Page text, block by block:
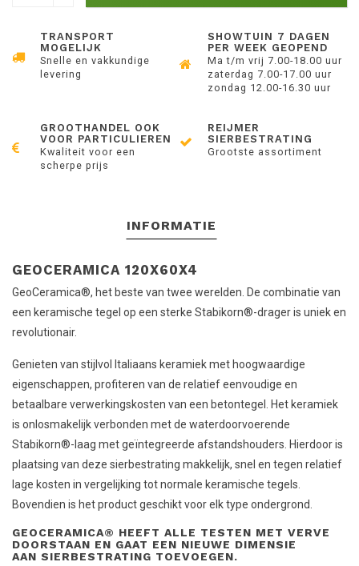
TRANSPORT
MOGELIJK
Snelle en vakkundige
levering
SHOWTUIN 7 DAGEN
PER WEEK GEOPEND
Ma t/m vrij 7.00-18.00 uur
zaterdag 7.00-17.00 uur
zondag 12.00-16.30 uur
GROOTHANDEL OOK
VOOR PARTICULIEREN
Kwaliteit voor een
scherpe prijs
REIJMER
SIERBESTRATING
Grootste assortiment
INFORMATIE
GEOCERAMICA 120X60X4
GeoCeramica®, het beste van twee werelden. De combinatie van
een keramische tegel op een sterke Stabikorn®-drager is uniek en
revolutionair.
Genieten van stijlvol Italiaans keramiek met hoogwaardige
eigenschappen, profiteren van de relatief eenvoudige en
betaalbare verwerkingskosten van een betontegel. Het keramiek
is onlosmakelijk verbonden met de waterdoorvoerende
Stabikorn®-laag met geïntegreerde afstandshouders. Hierdoor is
plaatsing van deze sierbestrating makkelijk, snel en tegen relatief
lage kosten in vergelijking tot normale keramische tegels.
Bovendien is het product geschikt voor elk type ondergrond.
GEOCERAMICA® HEEFT ALLE TESTEN MET VERVE
DOORSTAAN EN GAAT EEN NIEUWE DIMENSIE
AAN SIERBESTRATING TOEVOEGEN.